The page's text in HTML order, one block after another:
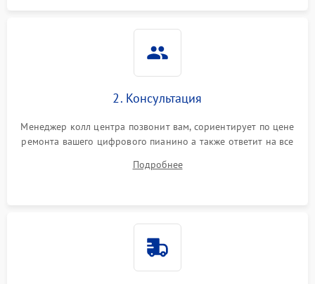
2. Консультация
Менеджер колл центра позвонит вам, сориентирует по цене
ремонта вашего цифрового пианино а также ответит на все
Подробнее